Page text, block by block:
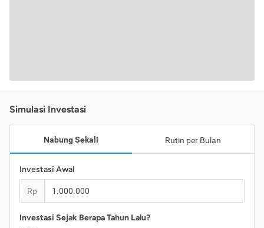
Simulasi Investasi
Nabung Sekali Rutin per Bulan
Investasi Awal
Rp
Investasi Sejak Berapa Tahun Lalu?